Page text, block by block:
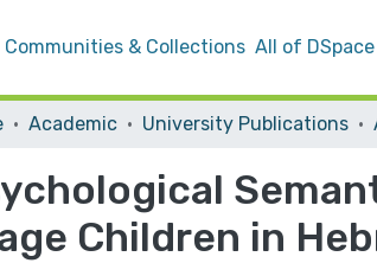
Communities & Collections All of DSpace
Academic University Publications
Children in